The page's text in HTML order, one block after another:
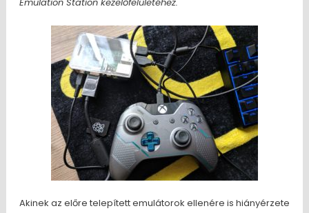
Akinek az előre telepített emulátorok ellenére is hiányérzete